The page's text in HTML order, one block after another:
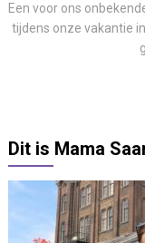
Een voor ons
tijdens onze vakantie
Dit is Mama